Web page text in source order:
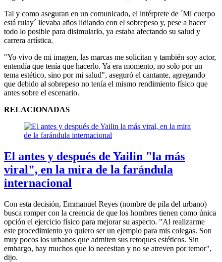
Tal y como aseguran en un comunicado, el intérprete de ´Mi cuerpo
está rulay´ llevaba años lidiando con el sobrepeso y, pese a hacer
todo lo posible para disimularlo, ya estaba afectando su salud y
carrera artística.
"Yo vivo de mi imagen, las marcas me solicitan y también soy actor,
entendía que tenía que hacerlo. Ya era momento, no solo por un
tema estético, sino por mi salud", aseguró el cantante, agregando
que debido al sobrepeso no tenía el mismo rendimiento físico que
antes sobre el escenario.
RELACIONADAS
El antes y después de Yailin "la más
viral", en la mira de la farándula
internacional
Con esta decisión, Emmanuel Reyes (nombre de pila del urbano)
busca romper con la creencia de que los hombres tienen como única
opción el ejercicio físico para mejorar su aspecto. "Al realizarme
este procedimiento yo quiero ser un ejemplo para mis colegas. Son
muy pocos los urbanos que admiten sus retoques estéticos. Sin
embargo, hay muchos que lo necesitan y no se atreven por temor",
dijo.